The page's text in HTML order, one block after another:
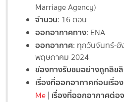
Marriage Agency)
จำนวน: 16 ตอน
ออกอากาศทาง: ENA
ออกอากาศ: ทุกวันจันทร์-อั
พฤษภาคม 2024
ช่องทางรับชมอย่างถูกลิขสิ
เรื่องที่ออกอากาศก่อนเรื่อ
Me | เรื่องที่ออกอากาศต่อ